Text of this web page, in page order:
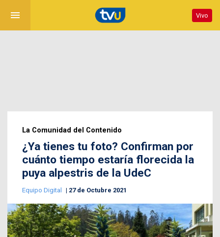
menu Vivo
La Comunidad del Contenido
¿Ya tienes tu foto? Confirman por
cuánto tiempo estaría florecida la
puya alpestris de la UdeC
Equipo Digital 27 de Octubre 2021